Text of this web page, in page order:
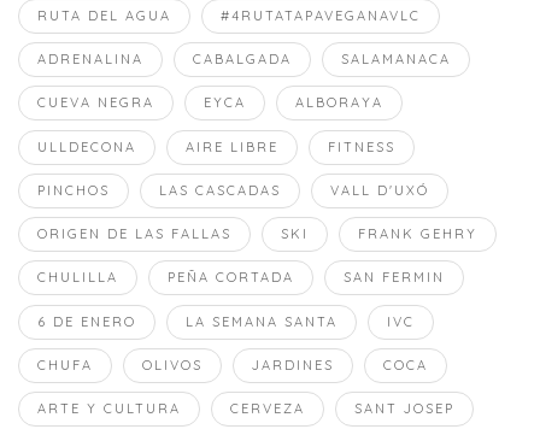
RUTA DEL AGUA #4RUTATAPAVEGANAVLC
ADRENALINA CABALGADA SALAMANACA
CUEVA NEGRA EYCA ALBORAYA
ULLDECONA AIRE LIBRE FITNESS
PINCHOS LAS CASCADAS VALL D'UXÓ
ORIGEN DE LAS FALLAS SKI FRANK GEHRY
CHULILLA PEÑA CORTADA SAN FERMIN
6 DE ENERO LA SEMANA SANTA IVC
CHUFA OLIVOS JARDINES COCA
ARTE Y CULTURA CERVEZA SANT JOSEP